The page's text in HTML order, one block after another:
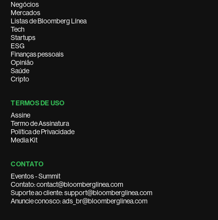
Negócios
Mercados
Listas de Bloomberg Línea
Tech
Startups
ESG
Finanças pessoais
Opinião
Saúde
Cripto
TERMOS DE USO
Assine
Termo de Assinatura
Política de Privacidade
Media Kit
CONTATO
Eventos - Summit
Contato: contact@bloomberglinea.com
Suporte ao cliente: support@bloomberglinea.com
Anuncie conosco: ads_br@bloomberglinea.com